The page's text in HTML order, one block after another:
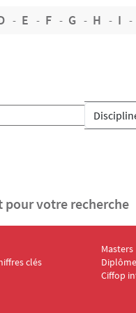
E F G H I
pour votre recherche
1
clés
Menu
Masters
Ciffop